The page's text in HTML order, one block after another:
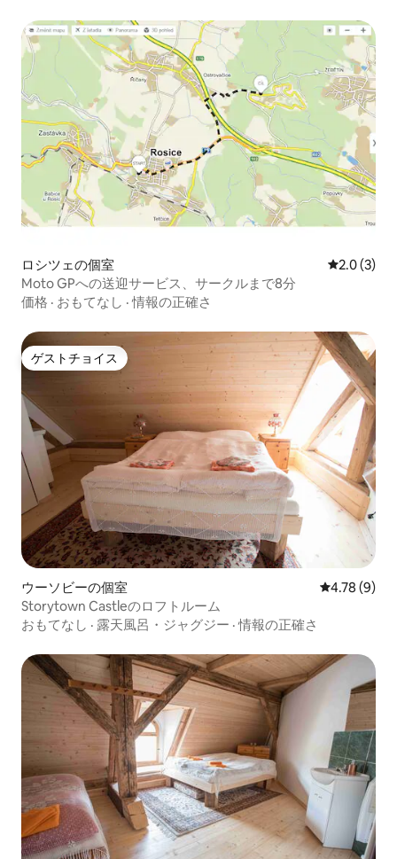
ロシツェの個室 レビュー3
2.0 (3)
Moto GPへの送迎サービス、サークルまで8分
価格 · おもてなし ·情報の正確さ
ゲストチョイス
ゲストチョイス
ウーソビーの個室 レビュー9
4.78 (9)
Storytown Castleのロフトルーム
おもてなし · 露天風呂・ジャグジー ·情報の正確さ